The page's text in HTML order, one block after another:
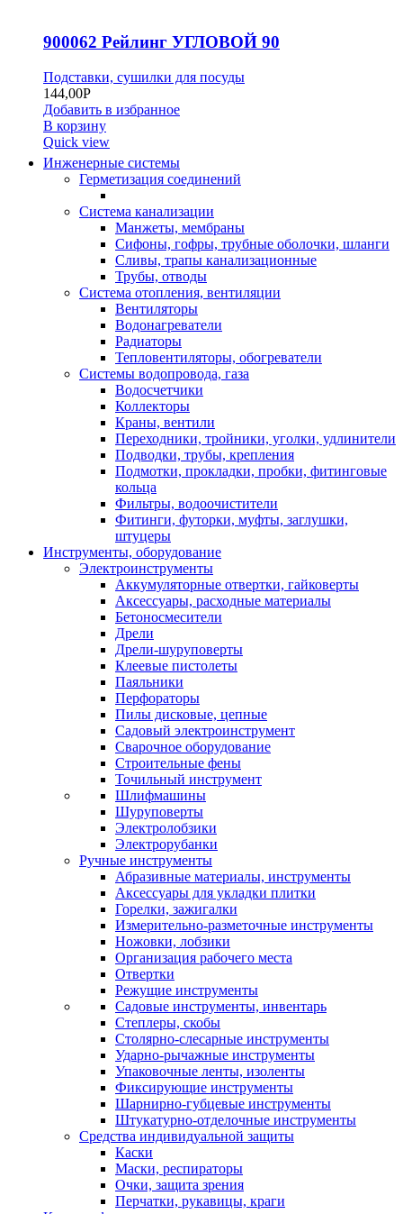
900062 Рейлинг УГЛОВОЙ 90
Подставки, сушилки для посуды
144,00Р
Добавить в избранное
В корзину
Quick view
Инженерные системы
Герметизация соединений
Система канализации
Манжеты, мембраны
Сифоны, гофры, трубные оболочки, шланги
Сливы, трапы канализационные
Трубы, отводы
Система отопления, вентиляции
Вентиляторы
Водонагреватели
Радиаторы
Тепловентиляторы, обогреватели
Системы водопровода, газа
Водосчетчики
Коллекторы
Краны, вентили
Переходники, тройники, уголки, удлинители
Подводки, трубы, крепления
Подмотки, прокладки, пробки, фитинговые
кольца
Фильтры, водоочистители
Фитинги, футорки, муфты, заглушки,
штуцеры
Инструменты, оборудование
Электроинструменты
Аккумуляторные отвертки, гайковерты
Аксессуары, расходные материалы
Бетоносмесители
Дрели
Дрели-шуруповерты
Клеевые пистолеты
Паяльники
Перфораторы
Пилы дисковые, цепные
Садовый электроинструмент
Сварочное оборудование
Строительные фены
Точильный инструмент
Шлифмашины
Шуруповерты
Электролобзики
Электрорубанки
Ручные инструменты
Абразивные материалы, инструменты
Аксессуары для укладки плитки
Горелки, зажигалки
Измерительно-разметочные инструменты
Ножовки, лобзики
Организация рабочего места
Отвертки
Режущие инструменты
Садовые инструменты, инвентарь
Степлеры, скобы
Столярно-слесарные инструменты
Ударно-рычажные инструменты
Упаковочные ленты, изоленты
Фиксирующие инструменты
Шарнирно-губцевые инструменты
Штукатурно-отделочные инструменты
Средства индивидуальной защиты
Каски
Маски, респираторы
Очки, защита зрения
Перчатки, рукавицы, краги